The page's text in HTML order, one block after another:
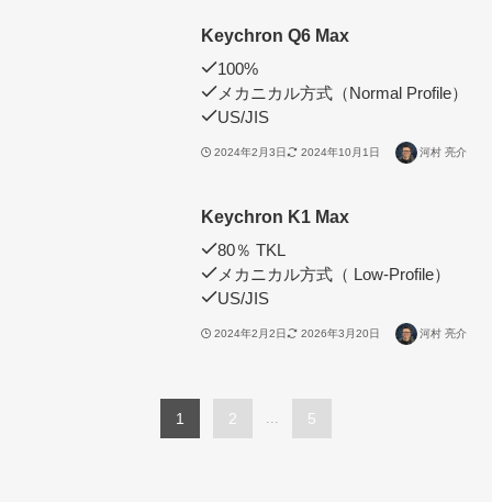
Keychron Q6 Max
100%
メカニカル方式（Normal Profile）
US/JIS
2024年2月3日 2024年10月1日 河村 亮介
Keychron K1 Max
80％ TKL
メカニカル方式（ Low-Profile）
US/JIS
2024年2月2日 2026年3月20日 河村 亮介
1 2 ... 5